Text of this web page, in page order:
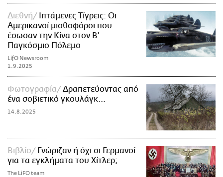
Διεθνή
Ιπτάμενες Τίγρεις: Οι
Αμερικανοί μισθοφόροι που
έσωσαν την Κίνα στον Β'
Παγκόσμιο Πόλεμο
LifO Newsroom
1.9.2025
Φωτογραφία
Δραπετεύοντας από
ένα σοβιετικό γκουλάγκ...
14.8.2025
Βιβλίο
Γνώριζαν ή όχι οι Γερμανοί
για τα εγκλήματα του Χίτλερ;
The LiFO team